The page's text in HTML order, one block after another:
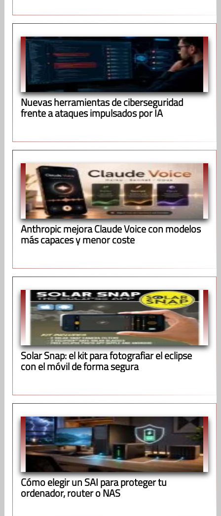
Nuevas herramientas de ciberseguridad
frente a ataques impulsados por IA
Anthropic mejora Claude Voice con modelos
más capaces y menor coste
Solar Snap: el kit para fotografiar el eclipse
con el móvil de forma segura
Cómo elegir un SAI para proteger tu
ordenador, router o NAS